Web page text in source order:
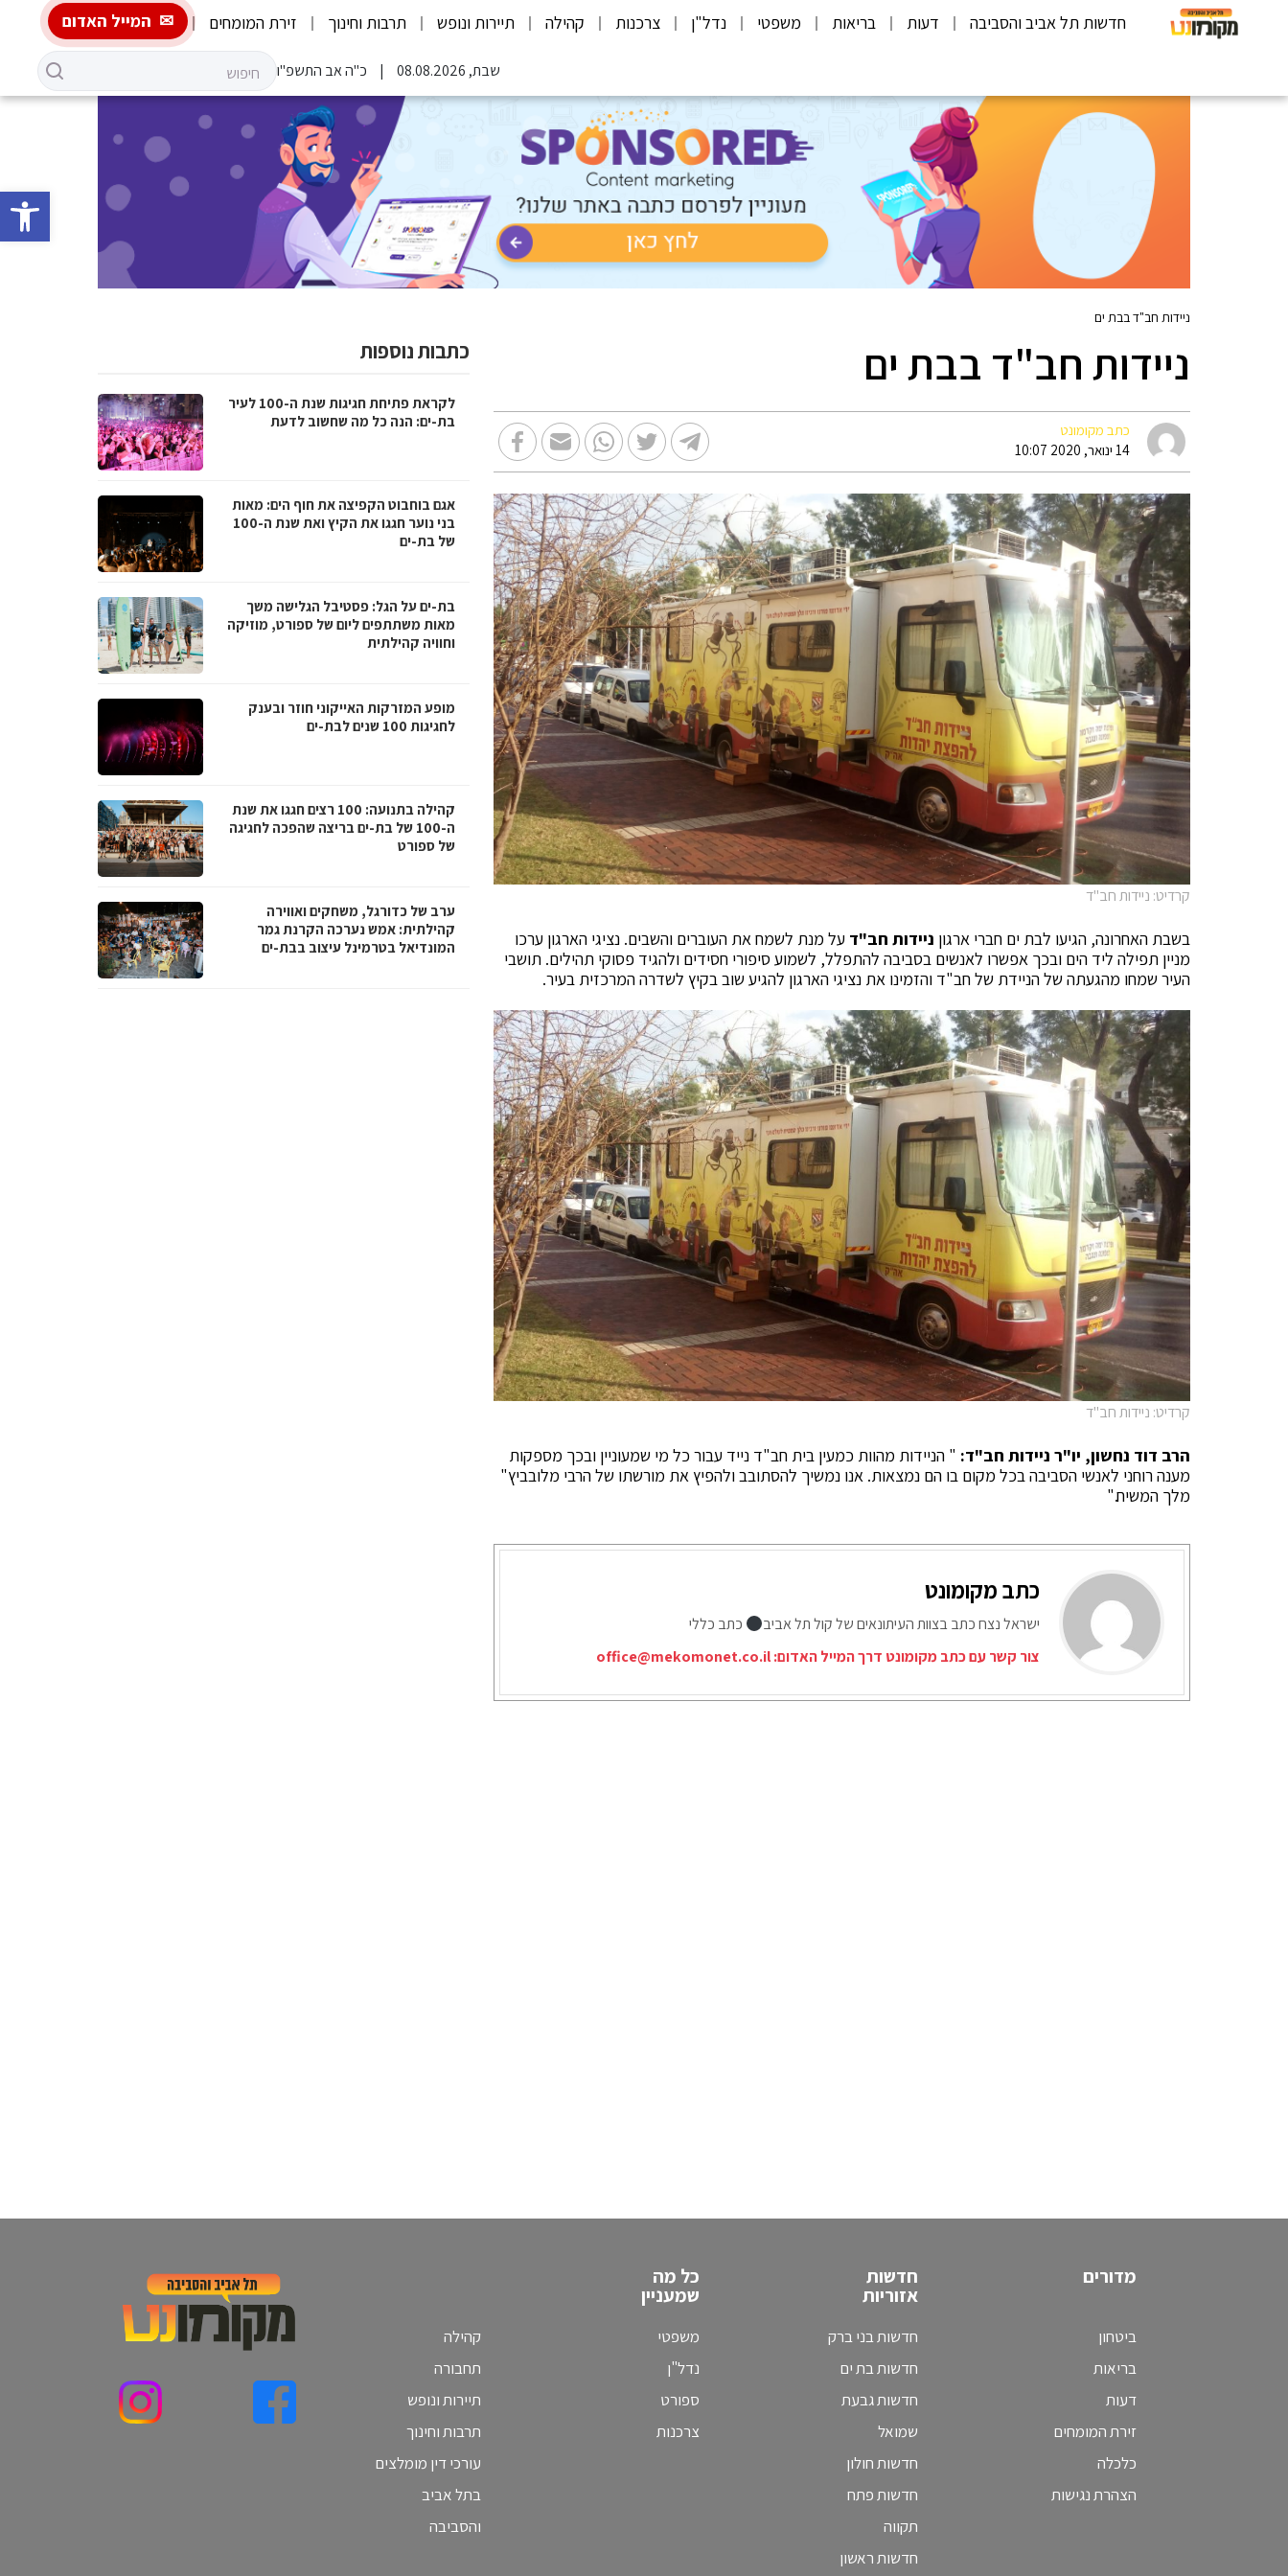
פתח
חדשות תל אביב והסביבה דעות בריאות משפטי נדל"ן צרכנות קהילה תיירות ונופש תרבות וחינוך זירת המומחים המייל האדום
שבת, 08.08.2026 כ"ה אב התשפ"ו
ניידות חב"ד בבת ים
ניידות חב"ד בבת ים
כתב מקומונט
14 ינואר, 2020 10:07
קרדיט: ניידות חב"ד
בשבת האחרונה, הגיעו לבת ים חברי ארגון ניידות חב"ד על מנת לשמח את העוברים והשבים. נציגי הארגון ערכו
מניין תפילה ליד הים ובכך אפשרו לאנשים בסביבה להתפלל, לשמוע סיפורי חסידים ולהגיד פסוקי תהילים. תושבי
העיר שמחו מהגעתה של הניידת של חב"ד והזמינו את נציגי הארגון להגיע שוב בקיץ לשדרה המרכזית בעיר.
קרדיט: ניידות חב"ד
הרב דוד נחשון, יו"ר ניידות חב"ד: " הניידות מהוות כמעין בית חב"ד נייד עבור כל מי שמעוניין ובכך מספקות
מענה רוחני לאנשי הסביבה בכל מקום בו הם נמצאות. אנו נמשיך להסתובב ולהפיץ את מורשתו של הרבי מלובביץ"
מלך המשיח."
כתב מקומונט
ישראל נצח כתב בצוות העיתונאים של קול תל אביב
כתב כללי
צור קשר עם כתב מקומונט דרך המייל האדום:office@mekomonet.co.il
כתבות נוספות
לקראת פתיחת חגיגות שנת ה-100 לעיר
בת-ים: הנה כל מה שחשוב לדעת
אגם בוחבוט הקפיצה את חוף הים: מאות
בני נוער חגגו את הקיץ ואת שנת ה-100
של בת-ים
בת-ים על הגל: פסטיבל הגלישה משך
מאות משתתפים ליום של ספורט, מוזיקה
וחוויה קהילתית
מופע המזרקות האייקוני חוזר ובענק
לחגיגות 100 שנים לבת-ים
קהילה בתנועה: 100 רצים חגגו את שנת
ה-100 של בת-ים בריצה שהפכה לחגיגה
של ספורט
ערב של כדורגל, משחקים ואווירה
קהילתית: אמש נערכה הקרנת גמר
המונדיאל בטרמינל עיצוב בבת-ים
מדורים
ביטחון
בריאות
דעות
זירת המומחים
כלכלה
הצהרת נגישות
חדשות
אזוריות
חדשות בני ברק
חדשות בת ים
חדשות גבעת
שמואל
חדשות חולון
חדשות פתח
תקווה
חדשות ראשון
כל מה
שמעניין
משפטי
נדל"ן
ספורט
צרכנות
קהילה
תחבורה
תיירות ונופש
תרבות וחינוך
עורכי דין מומלצים
בתל אביב
והסביבה